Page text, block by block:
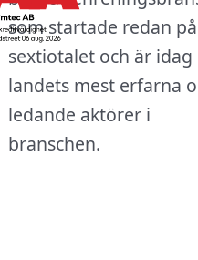
som startade redan på
sextiotalet och är idag
landets mest erfarna
ledande aktörer i
branschen.